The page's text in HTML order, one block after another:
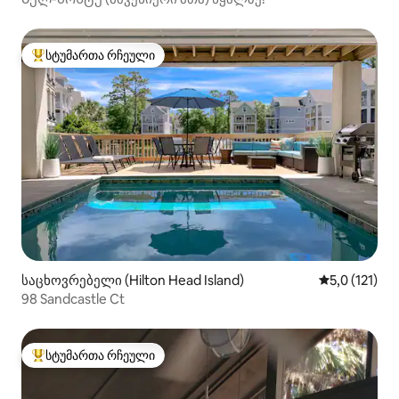
სტუმართა რჩეული მოწინავე ვარიანტი
სტუმართა რჩეული
საცხოვრებელი (Hilton Head Island) საშუალო
5,0 (121)
98 Sandcastle Ct
სტუმართა რჩეული მოწინავე ვარიანტი
სტუმართა რჩეული